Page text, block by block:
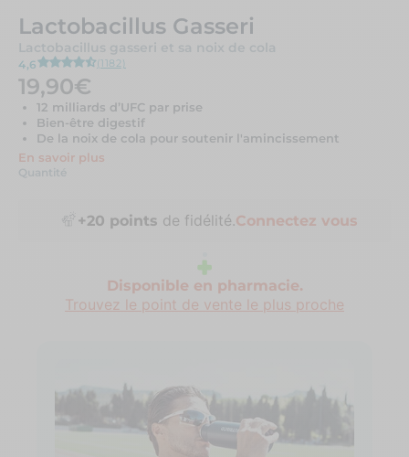
4,6 (1182)
Lactobacillus Gasseri
Lactobacillus gasseri et sa noix de cola
19,90€
12 milliards d’UFC par prise
Bien-être digestif
De la noix de cola pour soutenir l'amincissement
En savoir plus
Quantité
Disponible en pharmacie.
Trouvez le point de vente le plus proche
+20 points de fidélité.Connectez vous